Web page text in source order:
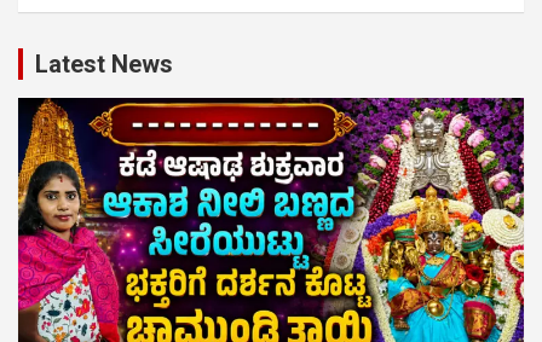
Latest News